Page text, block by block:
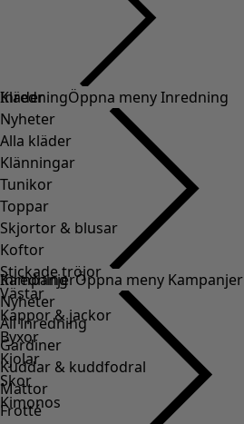
Kläder
Nyheter
Alla kläder
Klänningar
Tunikor
Toppar
Skjortor & blusar
Koftor
Stickade tröjor
Västar
Kappor & jackor
Byxor
Kjolar
Skor
Kimonos
InredningÖppna meny Inredning
Inredning
Nyheter
All inredning
Gardiner
Kuddar & kuddfodral
Mattor
Frotté
KampanjerÖppna meny Kampanjer